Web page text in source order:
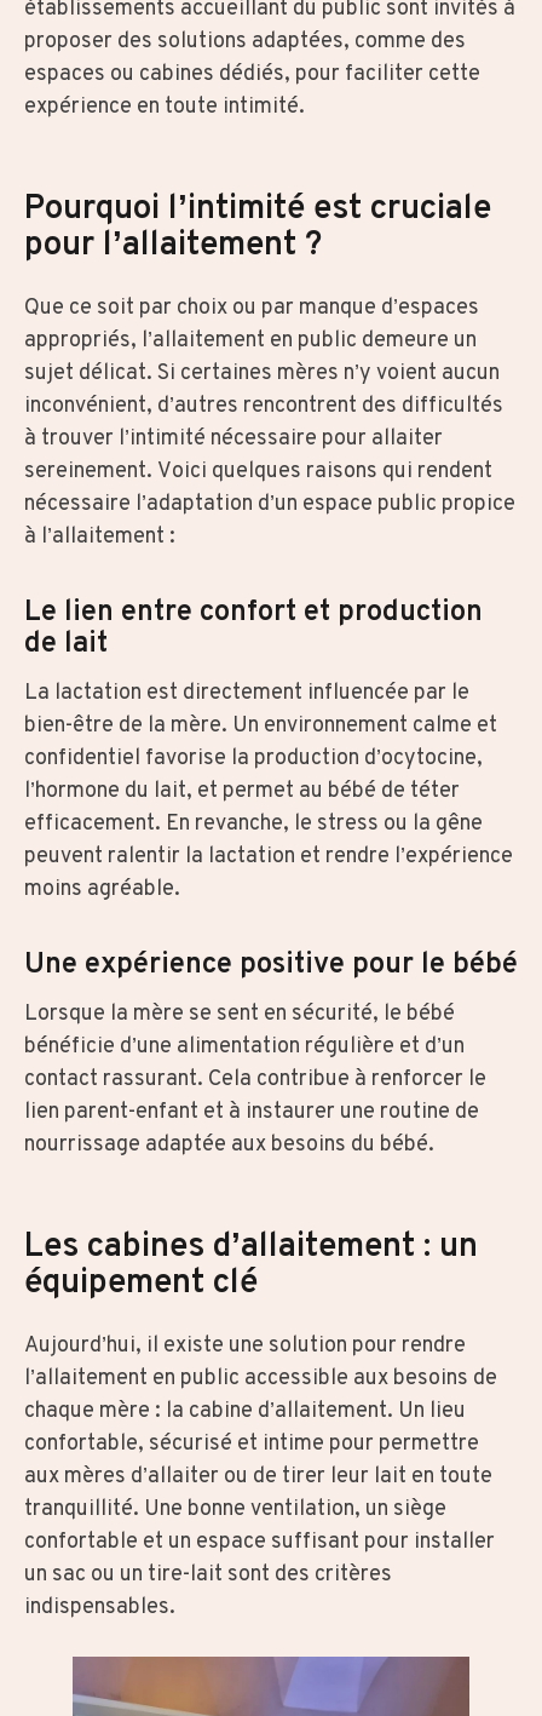
établissements accueillant du public sont invités à
proposer des solutions adaptées, comme des
espaces ou cabines dédiés, pour faciliter cette
expérience en toute intimité.
Pourquoi l’intimité est cruciale
pour l’allaitement ?
Que ce soit par choix ou par manque d’espaces
appropriés, l’allaitement en public demeure un
sujet délicat. Si certaines mères n’y voient aucun
inconvénient, d’autres rencontrent des difficultés
à trouver l’intimité nécessaire pour allaiter
sereinement. Voici quelques raisons qui rendent
nécessaire l’adaptation d’un espace public propice
à l’allaitement :
Le lien entre confort et production
de lait
La lactation est directement influencée par le
bien-être de la mère. Un environnement calme et
confidentiel favorise la production d’ocytocine,
l’hormone du lait, et permet au bébé de téter
efficacement. En revanche, le stress ou la gêne
peuvent ralentir la lactation et rendre l’expérience
moins agréable.
Une expérience positive pour le bébé
Lorsque la mère se sent en sécurité, le bébé
bénéficie d’une alimentation régulière et d’un
contact rassurant. Cela contribue à renforcer le
lien parent-enfant et à instaurer une routine de
nourrissage adaptée aux besoins du bébé.
Les cabines d’allaitement : un
équipement clé
Aujourd’hui, il existe une solution pour rendre
l’allaitement en public accessible aux besoins de
chaque mère : la cabine d’allaitement. Un lieu
confortable, sécurisé et intime pour permettre
aux mères d’allaiter ou de tirer leur lait en toute
tranquillité. Une bonne ventilation, un siège
confortable et un espace suffisant pour installer
un sac ou un tire-lait sont des critères
indispensables.